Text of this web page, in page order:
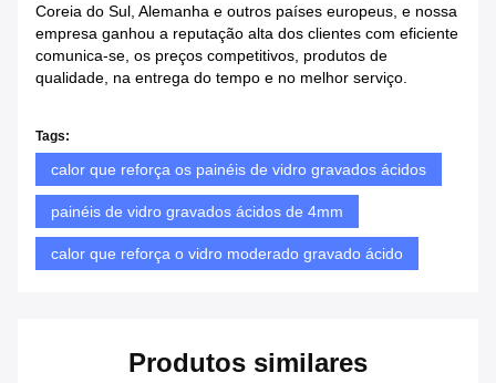
Coreia do Sul, Alemanha e outros países europeus, e nossa
empresa ganhou a reputação alta dos clientes com eficiente
comunica-se, os preços competitivos, produtos de
qualidade, na entrega do tempo e no melhor serviço.
Tags:
calor que reforça os painéis de vidro gravados ácidos
painéis de vidro gravados ácidos de 4mm
calor que reforça o vidro moderado gravado ácido
Produtos similares